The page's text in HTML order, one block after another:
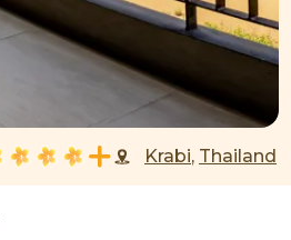
Krabi, Thailand